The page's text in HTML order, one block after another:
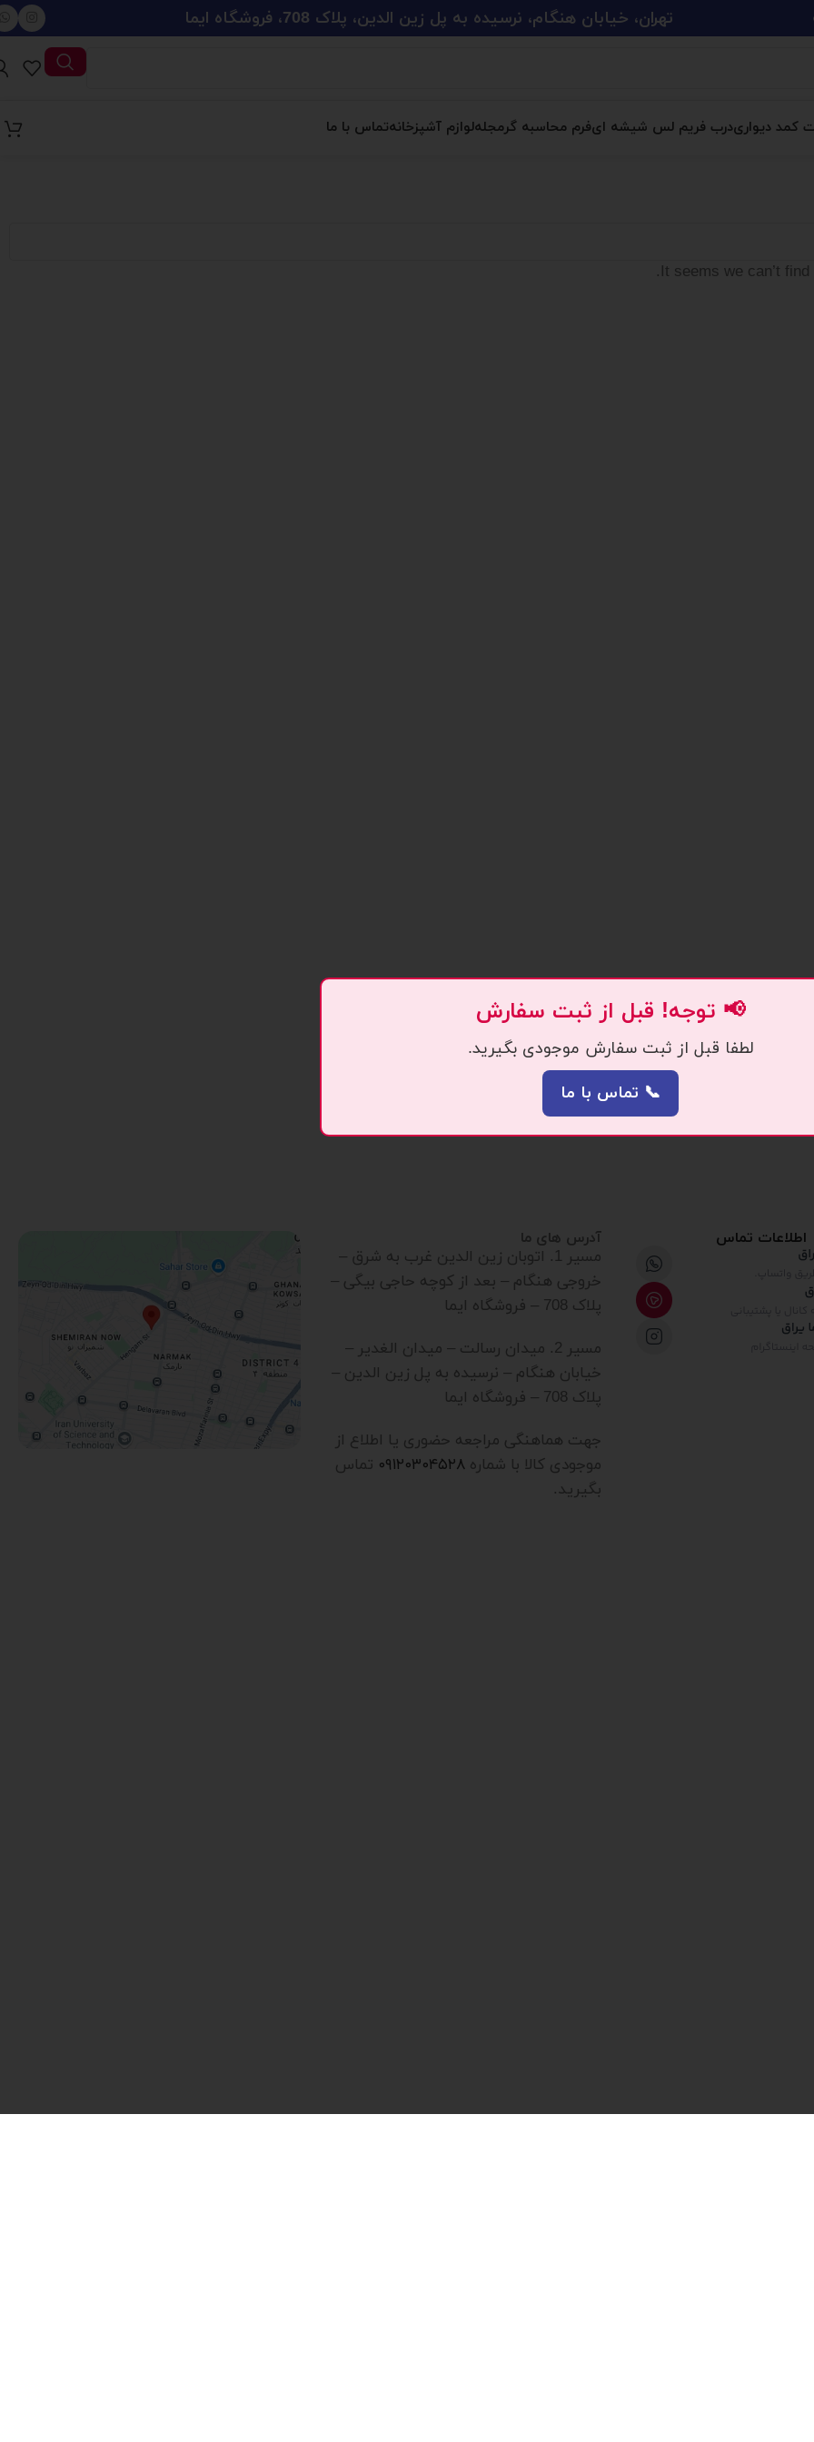
تهران، خیابان هنگام، نرسیده به پل زین الدین، پلاک 708، فروشگاه ایما
کمد دیواریدرب فریم لس شیشه ایفرم محاسبه گرمجلهلوازم آشپزخانهتماس با ما
It seems we can’t
اطلاعات تماس آدرس های ما
مسیر 1. اتوبان زین الدین غرب به شرق –
خروجی هنگام – بعد از کوچه حاجی بیگی –
پلاک 708 – فروشگاه ایما
مسیر 2. میدان رسالت – میدان الغدیر –
خیابان هنگام – نرسیده به پل زین الدین –
پلاک 708 – فروشگاه ایما
جهت هماهنگی مراجعه حضوری یا اطلاع از
موجودی کالا با شماره ۰۹۱۲۰۳۰۴۵۲۸ تماس
بگیرید.
📢 توجه! قبل از ثبت سفارش
لطفا قبل از ثبت سفارش موجودی بگیرید.
📞 تماس با ما